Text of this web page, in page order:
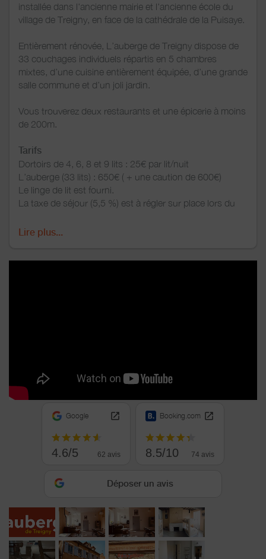
installée dans l'ancienne mairie et l'ancienne école du
village de Treigny, en face de la cathédrale de la Puisaye.
Entièrement rénovée, L’auberge de Treigny dispose de
33 couchages individuels répartis en 5 chambres
mixtes, d’une cuisine entièrement équipée, d’une grande
salle commune et d’un joli jardin.
Vous trouverez deux restaurants et une épicerie à moins
de 200m.
Tarifs
Dortoirs de 4, 6, 8 et 9 lits : 25€ par lit/nuit
L’auberge (33 lits) : 650€ ( + une caution de 600€)
Le linge de lit est fourni.
La taxe de séjour (5,5 %) est à régler sur place lors du
Lire plus...
Google
4.6/5 62 avis
Booking.com
8.5/10 74 avis
Déposer un avis